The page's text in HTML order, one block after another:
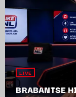
LIVE
BRABANTSE